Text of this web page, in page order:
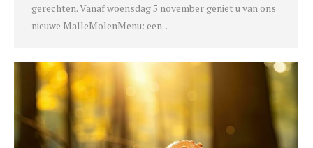
gerechten. Vanaf woensdag 5 november geniet u van ons
nieuwe MalleMolenMenu: een…